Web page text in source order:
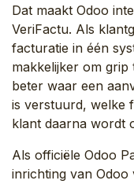
Dat maakt Odoo
VeriFactu. Als
facturatie in één
makkelijker om
beter waar een
is verstuurd, welke
klant daarna wordt
Als officiële Odoo
inrichting van Odoo